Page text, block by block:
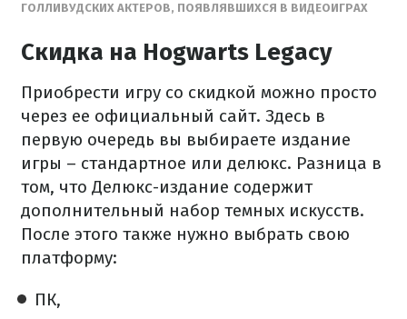
ГОЛЛИВУДСКИХ АКТЕРОВ, ПОЯВЛЯВШИХСЯ В ВИДЕОИГРАХ
Скидка на Hogwarts Legacy
Приобрести игру со скидкой можно просто
через ее официальный сайт. Здесь в
первую очередь вы выбираете издание
игры – стандартное или делюкс. Разница в
том, что Делюкс-издание содержит
дополнительный набор темных искусств.
После этого также нужно выбрать свою
платформу:
ПК,